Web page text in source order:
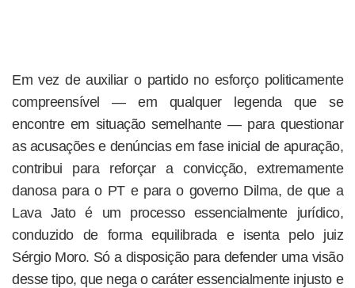
Em vez de auxiliar o partido no esforço politicamente
compreensível — em qualquer legenda que se
encontre em situação semelhante — para questionar
as acusações e denúncias em fase inicial de apuração,
contribui para reforçar a convicção, extremamente
danosa para o PT e para o governo Dilma, de que a
Lava Jato é um processo essencialmente jurídico,
conduzido de forma equilibrada e isenta pelo juiz
Sérgio Moro. Só a disposição para defender uma visão
desse tipo, que nega o caráter essencialmente injusto e